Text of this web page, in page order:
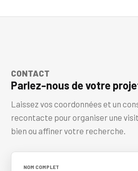
CONTACT
Parlez-nous de votre
Laissez vos coordonnées et un
recontacte pour organiser une
bien ou affiner votre recherche.
NOM COMPLET